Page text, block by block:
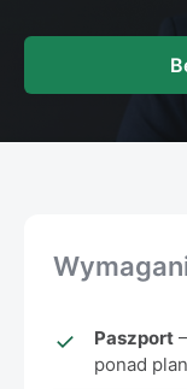
Paszport
ponad